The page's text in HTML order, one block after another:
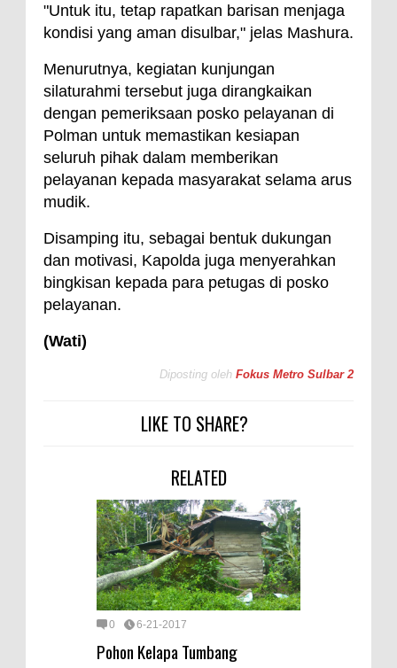
"Untuk itu, tetap rapatkan barisan menjaga
kondisi yang aman disulbar," jelas Mashura.
Menurutnya, kegiatan kunjungan
silaturahmi tersebut juga dirangkaikan
dengan pemeriksaan posko pelayanan di
Polman untuk memastikan kesiapan
seluruh pihak dalam memberikan
pelayanan kepada masyarakat selama arus
mudik.
Disamping itu, sebagai bentuk dukungan
dan motivasi, Kapolda juga menyerahkan
bingkisan kepada para petugas di posko
pelayanan.
(Wati)
Diposting oleh Fokus Metro Sulbar 2
LIKE TO SHARE?
RELATED
0 6-21-2017
Pohon Kelapa Tumbang